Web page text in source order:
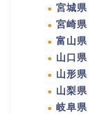
宮城県
宮崎県
富山県
山口県
山形県
山梨県
岐阜県